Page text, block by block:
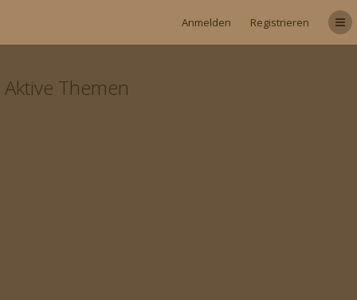
Anmelden Registrieren
Aktive Themen